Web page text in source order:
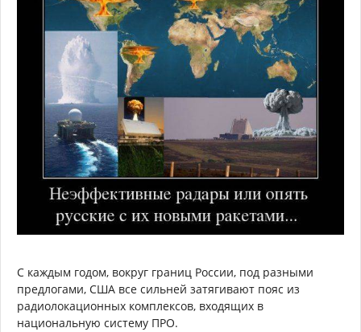
С каждым годом, вокруг границ России, под разными
предлогами, США все сильней затягивают пояс из
радиолокационных комплексов, входящих в
национальную систему ПРО.